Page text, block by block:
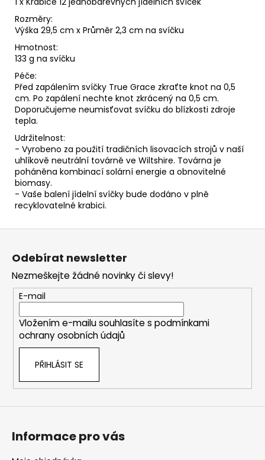
Rozměry:
Výška 29,5 cm x Průměr 2,3 cm na svíčku
Hmotnost:
133 g na svíčku
Péče:
Před zapálením svíčky True Grace zkraťte knot na 0,5
cm. Po zapálení nechte knot zkrácený na 0,5 cm.
Doporučujeme neumisťovat svíčku do blízkosti zdroje
tepla.
Udržitelnost:
- Vyrobeno za použití tradičních lisovacích strojů v naší
uhlíkově neutrální továrně ve Wiltshire. Továrna je
poháněna kombinací solární energie a obnovitelné
biomasy.
- Vaše balení jídelní svíčky bude dodáno v plně
recyklovatelné krabici.
Z
Odebírat newsletter
Nezmeškejte žádné novinky či slevy!
E-mail
Vložením e-mailu souhlasíte s podmínkami
ochrany osobních údajů
PŘIHLÁSIT SE
Informace pro vás